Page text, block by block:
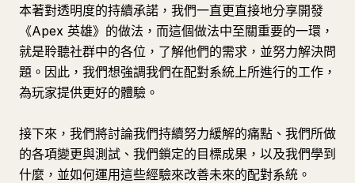
本著對透明度的持續承諾，我們一直更直接地分享開發
《Apex 英雄》的做法，而這個做法中至關重要的一環，
就是聆聽社群中的各位，了解他們的需求，並努力解決問
題。因此，我們想強調我們在配對系統上所進行的工作，
為玩家提供更好的體驗。
接下來，我們將討論我們持續努力緩解的痛點、我們所做
的各項變更與測試、我們鎖定的目標成果，以及我們學到
什麼，並如何運用這些經驗來改善未來的配對系統。